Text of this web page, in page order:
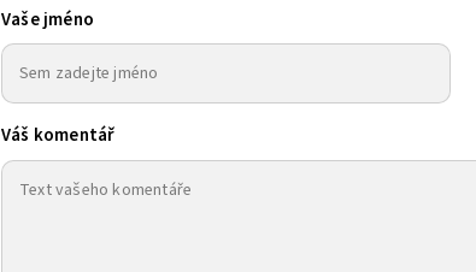
Vaše jméno
Váš komentář